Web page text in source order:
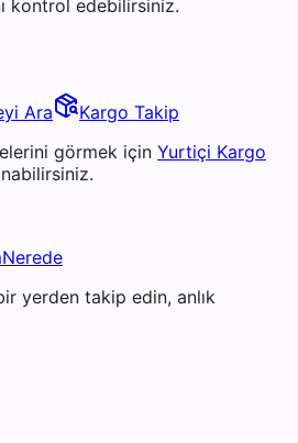
kontrol edebilirsiniz.
Ara
Kargo Takip
görmek için Yurtiçi Kargo
yerden takip edin, anlık